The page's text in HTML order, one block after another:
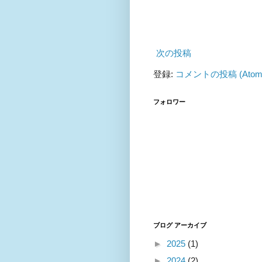
次の投稿
登録: コメントの投稿
フォロワー
ブログ アーカイブ
► 2025 (1)